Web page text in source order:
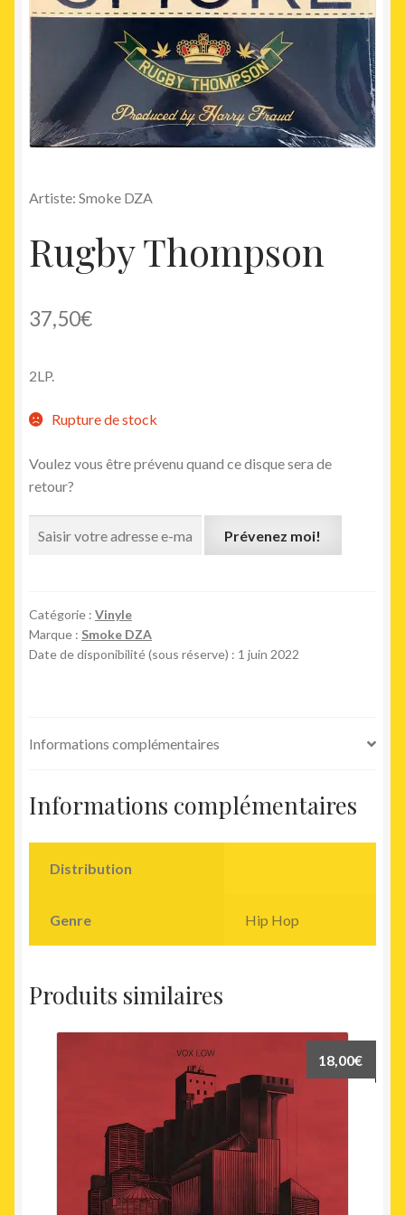
Artiste: Smoke DZA
Rugby Thompson
37,50€
2LP.
Rupture de stock
Voulez vous être prévenu quand ce disque sera de
retour?
Prévenez moi!
Catégorie : Vinyle
Marque : Smoke DZA
Date de disponibilité (sous réserve) : 1 juin 2022
Informations complémentaires
Informations complémentaires
Distribution
Genre Hip Hop
Produits similaires
18,00€